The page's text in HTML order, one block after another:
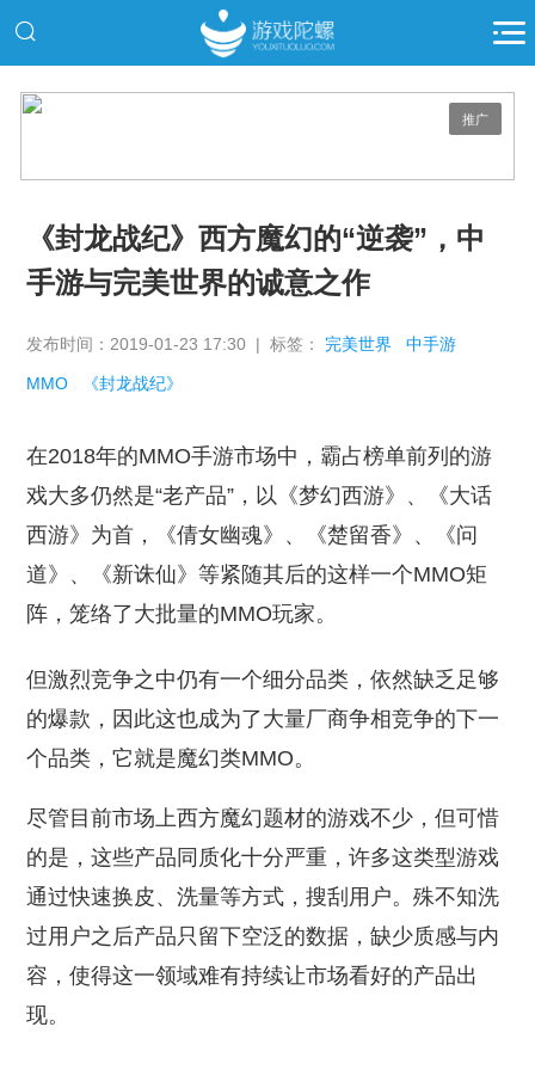
推广
《封龙战纪》西方魔幻的“逆袭”，中
手游与完美世界的诚意之作
发布时间：2019-01-23 17:30 | 标签： 完美世界 中手游
MMO 《封龙战纪》
在2018年的MMO手游市场中，霸占榜单前列的游
戏大多仍然是“老产品”，以《梦幻西游》、《大话
西游》为首，《倩女幽魂》、《楚留香》、《问
道》、《新诛仙》等紧随其后的这样一个MMO矩
阵，笼络了大批量的MMO玩家。
但激烈竞争之中仍有一个细分品类，依然缺乏足够
的爆款，因此这也成为了大量厂商争相竞争的下一
个品类，它就是魔幻类MMO。
尽管目前市场上西方魔幻题材的游戏不少，但可惜
的是，这些产品同质化十分严重，许多这类型游戏
通过快速换皮、洗量等方式，搜刮用户。殊不知洗
过用户之后产品只留下空泛的数据，缺少质感与内
容，使得这一领域难有持续让市场看好的产品出
现。